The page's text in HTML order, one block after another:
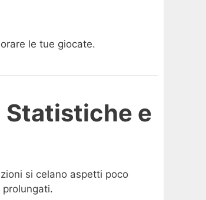
le tue giocate.
Statistiche e
si celano aspetti poco